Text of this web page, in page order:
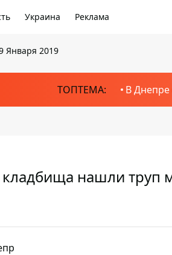
Украина Реклама
Января 2019
ТОПТЕМА: В Днепре
кладбища нашли